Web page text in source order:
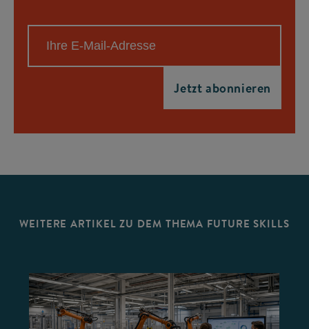
WEITERE ARTIKEL ZU DEM THEMA FUTURE SKILLS